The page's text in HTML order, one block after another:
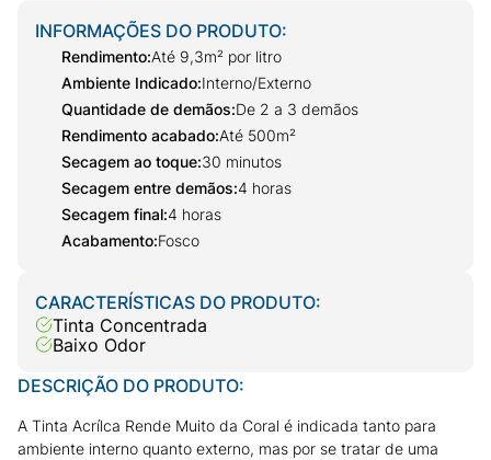
INFORMAÇÕES DO PRODUTO:
Rendimento:Até 9,3m² por litro
Ambiente Indicado:Interno/Externo
Quantidade de demãos:De 2 a 3 demãos
Rendimento acabado:Até 500m²
Secagem ao toque:30 minutos
Secagem entre demãos:4 horas
Secagem final:4 horas
Acabamento:Fosco
CARACTERÍSTICAS DO PRODUTO:
Tinta Concentrada
Baixo Odor
DESCRIÇÃO DO PRODUTO:
A Tinta Acrílca Rende Muito da Coral é indicada tanto para
ambiente interno quanto externo, mas por se tratar de uma